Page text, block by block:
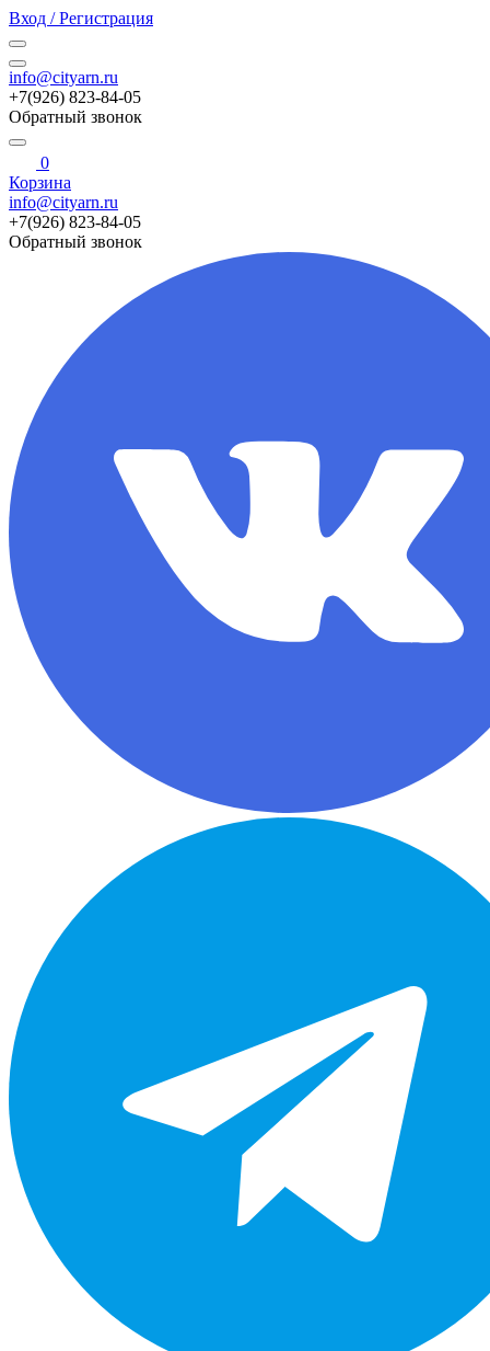
Вход / Регистрация
info@cityarn.ru
+7(926) 823-84-05
Обратный звонок
0
Корзина
info@cityarn.ru
+7(926) 823-84-05
Обратный звонок